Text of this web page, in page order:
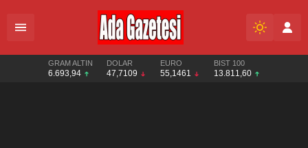
GRAM ALTIN
6.693,94
DOLAR
47,7109
EURO
55,1461
BIST 100
13.811,60